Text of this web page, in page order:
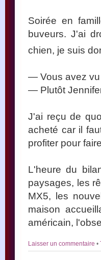
Soirée en
buveurs. J'ai
chien, je suis
— Vous avez vu
— Plutôt
J'ai reçu de
acheté car il
profiter pour
L'heure du
paysages, les
MX5, les
maison
américain,
Laisser un commentaire •